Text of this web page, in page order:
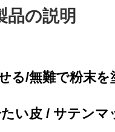
品の説明
る/無難で粉末を
い皮 / サテンマ